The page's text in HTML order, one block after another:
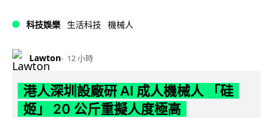
科技娛樂 生活科技 機械人
Lawton 12 小時
港人深圳設廠研 AI 成人機械人 「硅
姬」 20 公斤重擬人度極高